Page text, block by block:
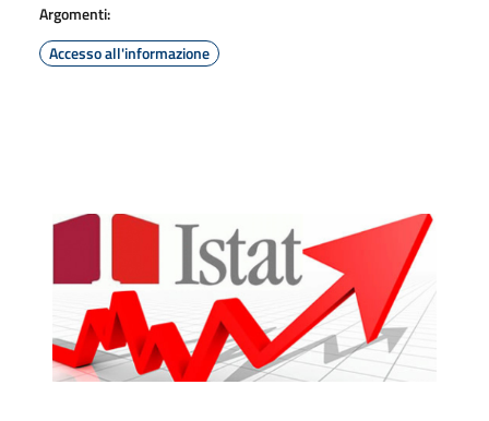
Argomenti:
Accesso all'informazione